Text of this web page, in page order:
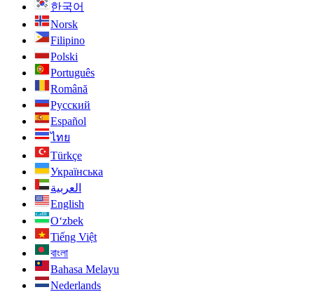
한국어
Norsk
Filipino
Polski
Português
Română
Русский
Español
ไทย
Türkçe
Українська
العربية
English
O‘zbek
Tiếng Việt
বাংলা
Bahasa Melayu
Nederlands